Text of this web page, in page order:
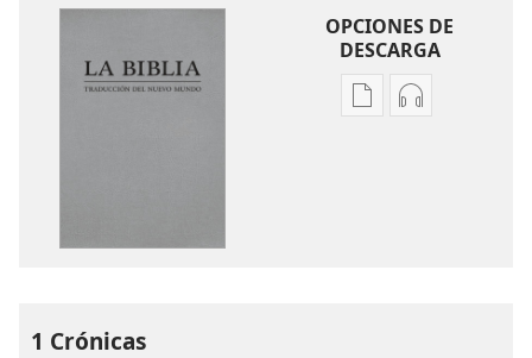
OPCIONES DE
DESCARGA
OpcionesOpciones
1 Crónicas